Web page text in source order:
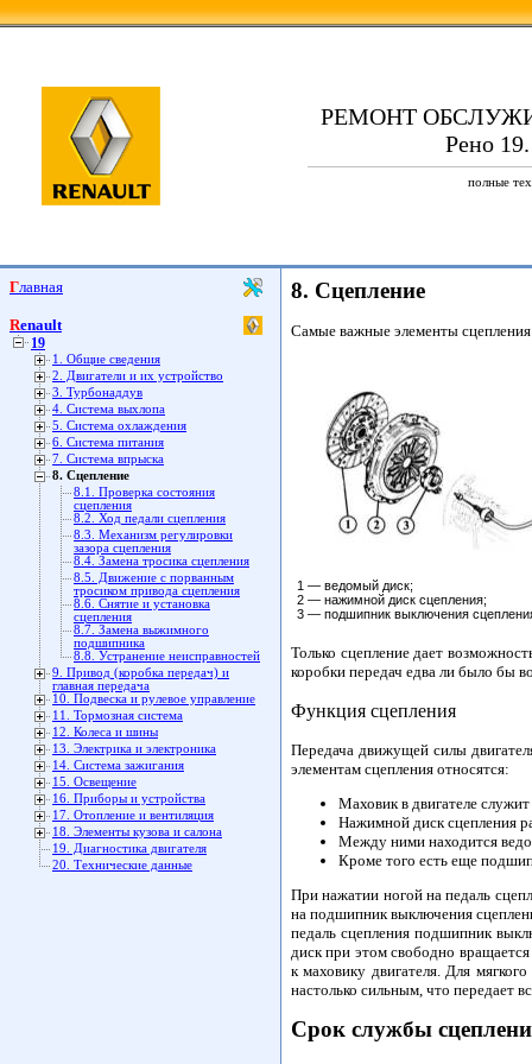
РЕМОНТ
Рено
полные
Главная
Renault
19
1. Общие сведения
2. Двигатели и их устройство
3. Турбонаддув
4. Система выхлопа
5. Система охлаждения
6. Система питания
7. Система впрыска
8. Сцепление
8.1. Проверка состояния
сцепления
8.2. Ход педали сцепления
8.3. Механизм регулировки
зазора сцепления
8.4. Замена тросика сцепления
8.5. Движение с порванным
тросиком привода сцепления
8.6. Снятие и установка
сцепления
8.7. Замена выжимного
подшипника
8.8. Устранение неисправностей
9. Привод (коробка передач) и
главная передача
10. Подвеска и рулевое управление
11. Тормозная система
12. Колеса и шины
13. Электрика и электроника
14. Система зажигания
15. Освещение
16. Приборы и устройства
17. Отопление и вентиляция
18. Элементы кузова и салона
19. Диагностика двигателя
20. Технические данные
8. Сцепление
Самые важные элементы сцепления
1 — ведомый диск;
2 — нажимной диск сцепления;
3 — подшипник выключения
Только сцепление дает
коробки передач едва ли было бы
Функция сцепления
Передача движущей силы
элементам сцепления относятся:
Маховик в двигателе
Нажимной диск сцепления
Между ними находится
Кроме того есть еще
При нажатии ногой на педаль
на подшипник выключения
педаль сцепления подшипник
диск при этом свободно
к маховику двигателя. Для
настолько сильным, что передает
Срок службы